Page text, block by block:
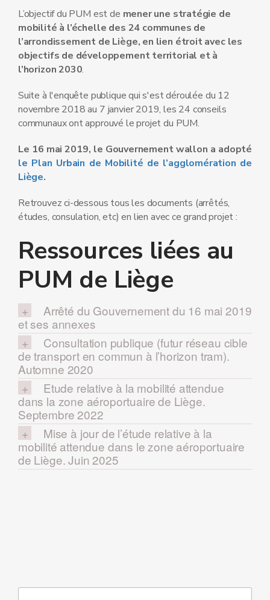
L’objectif du PUM est de mener une stratégie de
mobilité à l’échelle des 24 communes de
l’arrondissement de Liège, en lien étroit avec les
objectifs de développement territorial et à
l’horizon 2030.
Suite à l'enquête publique qui s'est déroulée du 12
novembre 2018 au 7 janvier 2019, les 24 conseils
communaux ont approuvé le projet du PUM.
Le 16 mai 2019, le Gouvernement wallon a adopté
le Plan Urbain de Mobilité de l’agglomération de
Liège.
Retrouvez ci-dessous tous les documents (arrêtés,
études, consulation, etc) en lien avec ce grand projet :
Ressources liées au
PUM de Liège
Arrêté du Gouvernement du 16 mai 2019
et ses annexes
Consultation publique (futur réseau cible
de transport en commun à l’horizon tram).
Automne 2020
Etude relative à la mobilité attendue
dans la zone aéroportuaire de Liège.
Septembre 2022
Mise à jour de l’étude relative à la
mobilité attendue dans le zone aéroportuaire
de Liège. Juin 2025